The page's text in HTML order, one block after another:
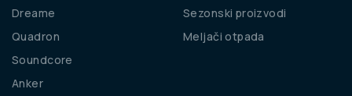
Dreame
Quadron
Soundcore
Anker
Sezonski proizvodi
Meljači otpada